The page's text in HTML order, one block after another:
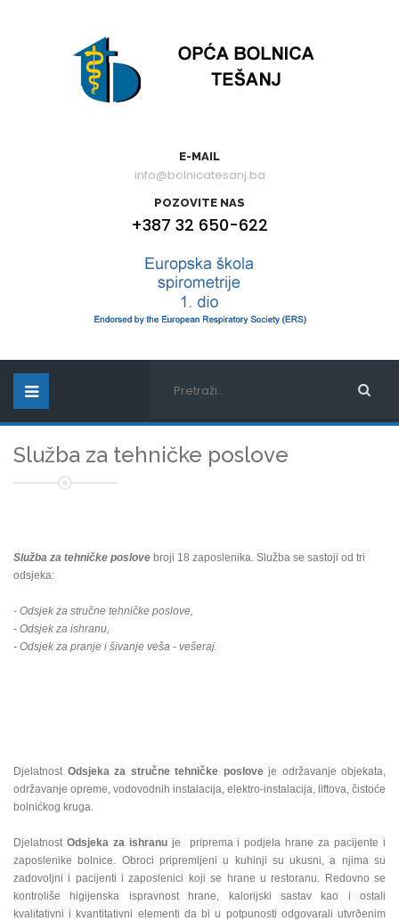
E-MAIL
info@bolnicatesanj.ba
POZOVITE NAS
+387 32 650-622
Služba za tehničke poslove
Služba za tehničke poslove broji 18 zaposlenika. Služba se sastoji od tri
odsjeka:
- Odsjek za stručne tehničke poslove,
- Odsjek za ishranu,
- Odsjek za pranje i šivanje veša - vešeraj.
Djelatnost Odsjeka za stručne tehničke posloveje održavanje objekata,
održavanje opreme, vodovodnih instalacija, elektro-instalacija, liftova, čistoće
bolnićkog kruga.
Djelatnost Odsjeka za ishranuje priprema i podjela hrane za pacijente i
zaposlenike bolnice. Obroci pripremljeni u kuhinji su ukusni, a njima su
zadovoljni i pacijenti i zaposlenici koji se hrane u restoranu. Redovno se
kontroliše higijenska ispravnost hrane, kalorijski sastav kao i ostali
kvalitativni i kvantitativni elementi da bi u potpunosti odgovarali utvrðenim